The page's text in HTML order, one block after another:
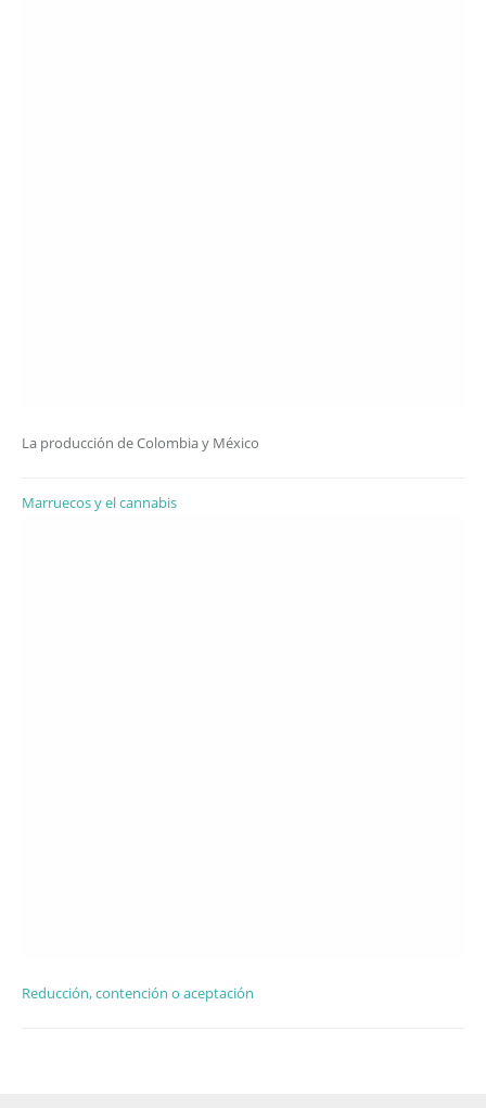
La producción de Colombia y México
Marruecos y el cannabis
Reducción, contención o aceptación